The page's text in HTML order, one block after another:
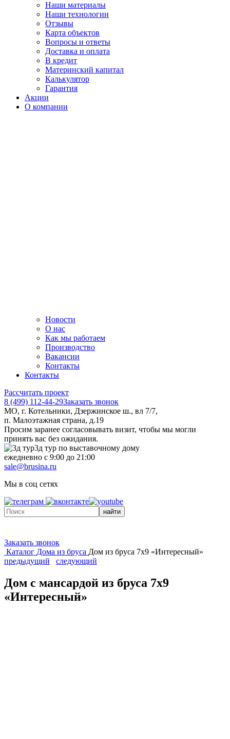
Наши материалы
Наши технологии
Отзывы
Карта объектов
Вопросы и ответы
Доставка и оплата
В кредит
Материнский капитал
Калькулятор
Гарантия
Акции
О компании
Новости
О нас
Как мы работаем
Производство
Вакансии
Контакты
Контакты
Рассчитать проект
8 (499) 112-44-29Заказать звонок
МО, г. Котельники, Дзержинское ш., вл 7/7,
п. Малоэтажная страна, д.19
Просим заранее согласовывать визит, чтобы мы могли
принять вас без ожидания.
3д тур по выставочному дому
ежедневно с 9:00 до 21:00
sale@brusina.ru
Мы в соц сетях
найти
Заказать звонок
Каталог Дома из бруса Дом из бруса 7х9 «Интересный»
предыдущий
следующий
Дом с мансардой из бруса 7х9
«Интересный»